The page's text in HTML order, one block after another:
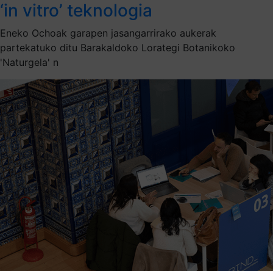
‘in vitro’ teknologia
Eneko Ochoak garapen jasangarrirako aukerak
partekatuko ditu Barakaldoko Lorategi Botanikoko
'Naturgela' n